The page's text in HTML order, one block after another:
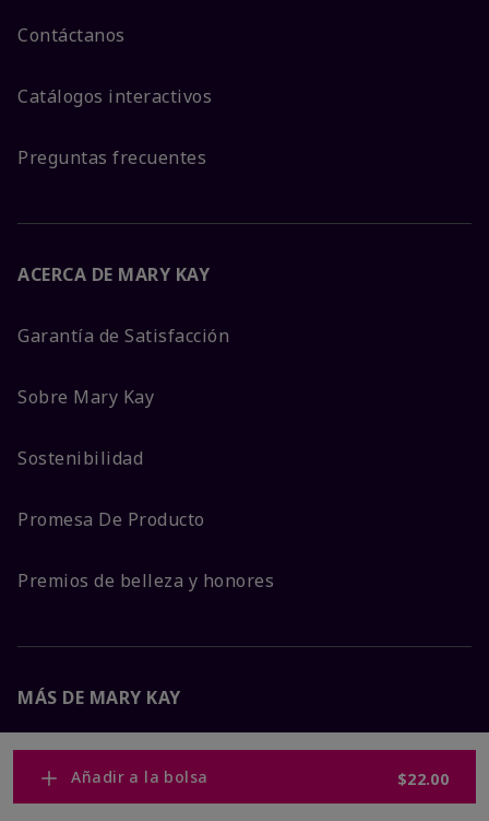
Añadir a la bolsa $22.00
Contáctanos
Catálogos interactivos
Preguntas frecuentes
ACERCA DE MARY KAY
Garantía de Satisfacción
Sobre Mary Kay
Sostenibilidad
Promesa De Producto
Premios de belleza y honores
MÁS DE MARY KAY